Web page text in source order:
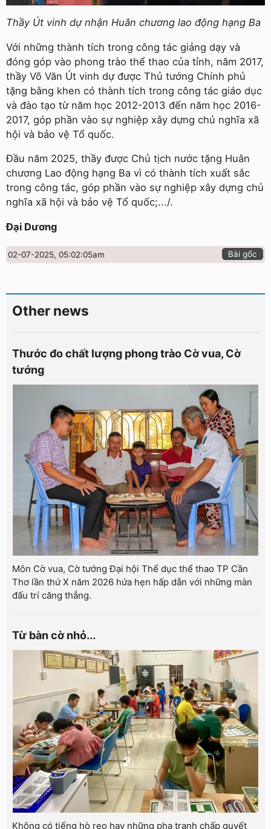
Thầy Út vinh dự nhận Huân chương lao động hạng Ba
Với những thành tích trong công tác giảng dạy và
đóng góp vào phong trào thể thao của tỉnh, năm 2017,
thầy Võ Văn Út vinh dự được Thủ tướng Chính phủ
tặng bằng khen có thành tích trong công tác giáo dục
và đào tạo từ năm học 2012-2013 đến năm học 2016-
2017, góp phần vào sự nghiệp xây dựng chủ nghĩa xã
hội và bảo vệ Tổ quốc.
Đầu năm 2025, thầy được Chủ tịch nước tặng Huân
chương Lao động hạng Ba vì có thành tích xuất sắc
trong công tác, góp phần vào sự nghiệp xây dựng chủ
nghĩa xã hội và bảo vệ Tổ quốc;.../.
Đại Dương
02-07-2025, 05:02:05am Bài gốc
Other news
Thước đo chất lượng phong trào Cờ vua, Cờ
tướng
Môn Cờ vua, Cờ tướng Đại hội Thể dục thể thao TP Cần
Thơ lần thứ X năm 2026 hứa hẹn hấp dẫn với những màn
đấu trí căng thẳng.
Từ bàn cờ nhỏ...
Không có tiếng hò reo hay những pha tranh chấp quyết